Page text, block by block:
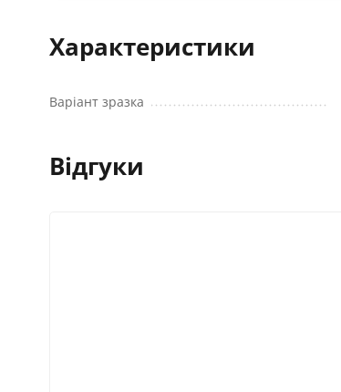
Характеристики
Варіант зразка
Відгуки